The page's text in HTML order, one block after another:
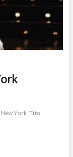
New York Tito